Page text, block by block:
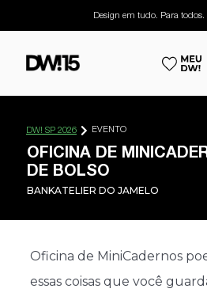
Design em tudo. Para todos.
DW! SP 2026 EVENTO
OFICINA DE
DE BOLSO
BANKATELIER DO JAMELO
Oficina de MiniCadernos
essas coisas que você